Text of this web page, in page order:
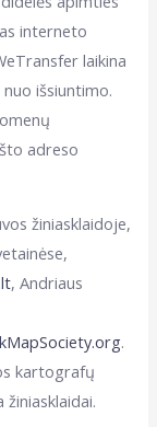
interneto
laikina
išsiuntimo.
adreso
žiniasklaidoje,
, Andriaus
.
kartografų